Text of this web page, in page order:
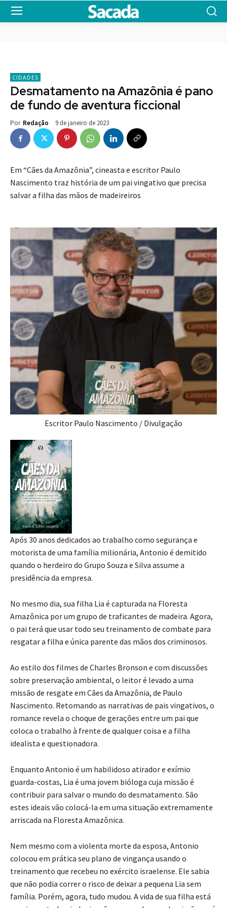
CIDADES
Desmatamento na Amazônia é pano
de fundo de aventura ficcional
Por Redação 9 de janeiro de 2023
Em “Cães da Amazônia”, cineasta e escritor Paulo
Nascimento traz história de um pai vingativo que precisa
salvar a filha das mãos de madeireiros
Escritor Paulo Nascimento / Divulgação
Após 30 anos dedicados ao trabalho como segurança e
motorista de uma família milionária, Antonio é demitido
quando o herdeiro do Grupo Souza e Silva assume a
presidência da empresa.
No mesmo dia, sua filha Lia é capturada na Floresta
Amazônica por um grupo de traficantes de madeira. Agora,
o pai terá que usar todo seu treinamento de combate para
resgatar a filha e única parente das mãos dos criminosos.
Ao estilo dos filmes de Charles Bronson e com discussões
sobre preservação ambiental, o leitor é levado a uma
missão de resgate em Cães da Amazônia, de Paulo
Nascimento. Retomando as narrativas de pais vingativos, o
romance revela o choque de gerações entre um pai que
coloca o trabalho à frente de qualquer coisa e a filha
idealista e questionadora.
Enquanto Antonio é um habilidoso atirador e exímio
guarda-costas, Lia é uma jovem bióloga cuja missão é
contribuir para salvar o mundo do desmatamento. São
estes ideais vão colocá-la em uma situação extremamente
arriscada na Floresta Amazônica.
Nem mesmo com a violenta morte da esposa, Antonio
colocou em prática seu plano de vingança usando o
treinamento que recebeu no exército israelense. Ele sabia
que não podia correr o risco de deixar a pequena Lia sem
família. Porém, agora, tudo mudou. A vida de sua filha está